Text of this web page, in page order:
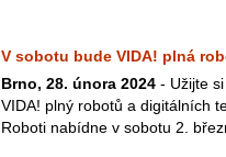
V sobotu bude VIDA! plná
Brno, 28. února 2024 - Užijte
VIDA! plný robotů a digitálních
Roboti nabídne v sobotu 2.